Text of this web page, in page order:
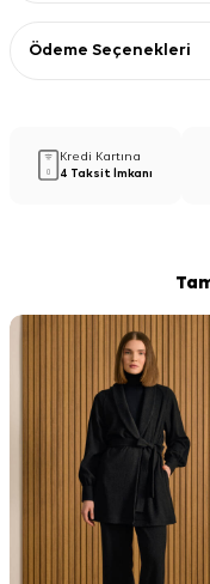
Ödeme Seçenekleri
Kredi Kartına
4 Taksit İmkanı